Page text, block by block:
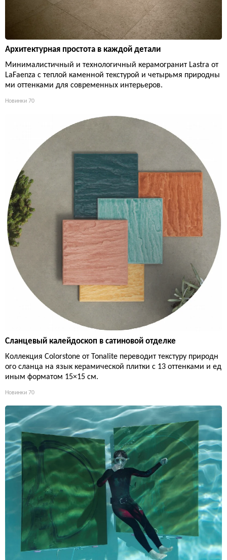
Архитектурная простота в каждой детали
Минималистичный и технологичный керамогранит Lastra от
LaFaenza с теплой каменной текстурой и четырьмя природны
ми оттенками для современных интерьеров.
Новинки 70
Сланцевый калейдоскоп в сатиновой отделке
Коллекция Colorstone от Tonalite переводит текстуру природн
ого сланца на язык керамической плитки с 13 оттенками и ед
иным форматом 15×15 см.
Новинки 70